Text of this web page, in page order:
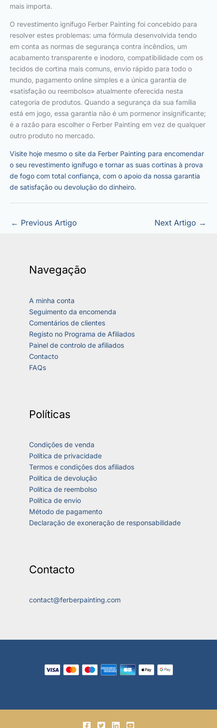
mais importa.
O revestimento ignífugo Ferber Painting foi concebido para
resolver estes problemas: uma fórmula desenvolvida tendo
em conta as normas de segurança contra incêndios, um
acabamento transparente e inodoro, compatibilidade com os
tecidos de cortina mais comuns, envio rápido para todo o
mundo, pagamento online simples e a única garantia de
«satisfação ou reembolso» atualmente oferecida nesta
categoria de produtos. Quando a segurança da sua família
está em jogo, essa garantia não é um pormenor insignificante;
é a razão para escolher o Ferber Painting em vez de qualquer
outro produto no mercado.
Visite hoje mesmo o site da Ferber Painting para encomendar
o seu revestimento ignífugo e tornar as suas cortinas à prova
de fogo com total confiança, com o apoio da nossa garantia
de satisfação ou devolução do dinheiro.
← Previous Artigo Next Artigo →
Navegação
A minha conta
Seguimento da encomenda
Comentários de clientes
Registo no Programa de Afiliados
Painel de controlo de afiliados
Contacto
FAQs
Políticas
Condições de venda
Política de privacidade
Termos e condições dos afiliados
Política de devolução
Política de reembolso
Política de envio
Método de pagamento
Declaração de exoneração de responsabilidade
Contacto
contact@ferberpainting.com